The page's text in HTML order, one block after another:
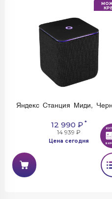
Яндекс Станция Миди,
12 990 ₽*
14 939 ₽
Цена сегодня